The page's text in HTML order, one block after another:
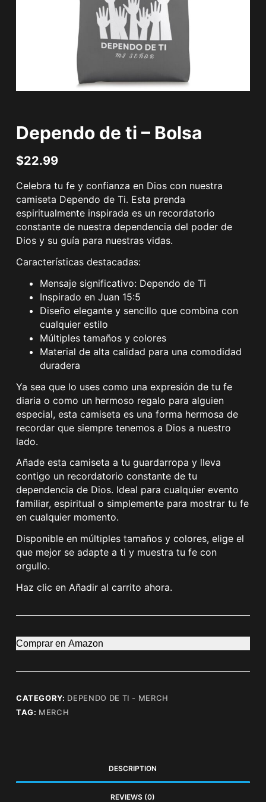
Dependo de ti – Bolsa
$22.99
Celebra tu fe y confianza en Dios con nuestra
camiseta Dependo de Ti. Esta prenda
espiritualmente inspirada es un recordatorio
constante de nuestra dependencia del poder de
Dios y su guía para nuestras vidas.
Características destacadas:
Mensaje significativo: Dependo de Ti
Inspirado en Juan 15:5
Diseño elegante y sencillo que combina con
cualquier estilo
Múltiples tamaños y colores
Material de alta calidad para una comodidad
duradera
Ya sea que lo uses como una expresión de tu fe
diaria o como un hermoso regalo para alguien
especial, esta camiseta es una forma hermosa de
recordar que siempre tenemos a Dios a nuestro
lado.
Añade esta camiseta a tu guardarropa y lleva
contigo un recordatorio constante de tu
dependencia de Dios. Ideal para cualquier evento
familiar, espiritual o simplemente para mostrar tu fe
en cualquier momento.
Disponible en múltiples tamaños y colores, elige el
que mejor se adapte a ti y muestra tu fe con
orgullo.
Haz clic en Añadir al carrito ahora.
Comprar en Amazon
CATEGORY: DEPENDO DE TI - MERCH
TAG: MERCH
DESCRIPTION
REVIEWS (0)